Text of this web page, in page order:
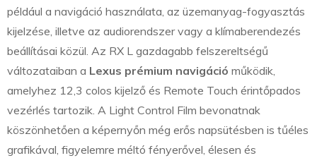
például a navigáció használata, az üzemanyag-fogyasztás
kijelzése, illetve az audiorendszer vagy a klímaberendezés
beállításai közül. Az RX L gazdagabb felszereltségű
változataiban a Lexus prémium navigáció működik,
amelyhez 12,3 colos kijelző és Remote Touch érintőpados
vezérlés tartozik. A Light Control Film bevonatnak
köszönhetően a képernyőn még erős napsütésben is tűéles
grafikával, figyelemre méltó fényerővel, élesen és